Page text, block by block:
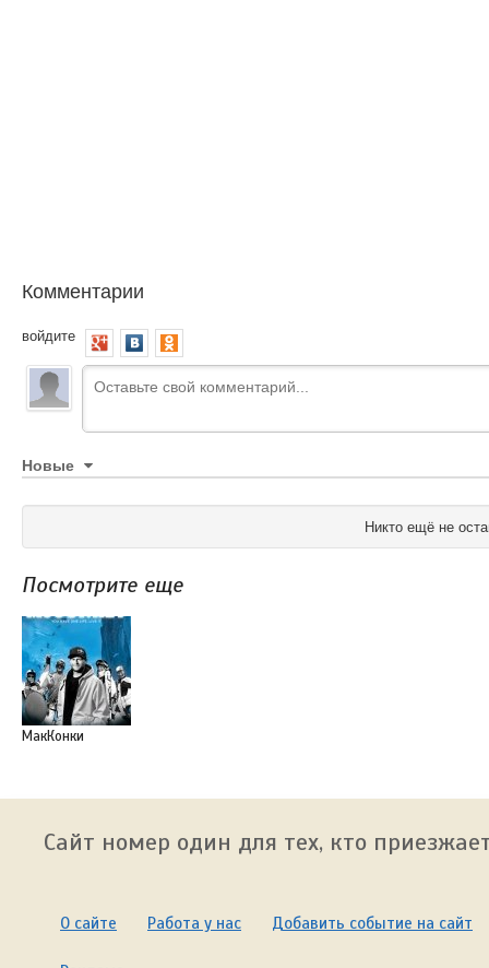
Комментарии
войдите
Новые
Никто ещё не
Посмотрите еще
МакКонки
Сайт номер один для тех, кто
О сайте Работа у нас Добавить событие на сайт